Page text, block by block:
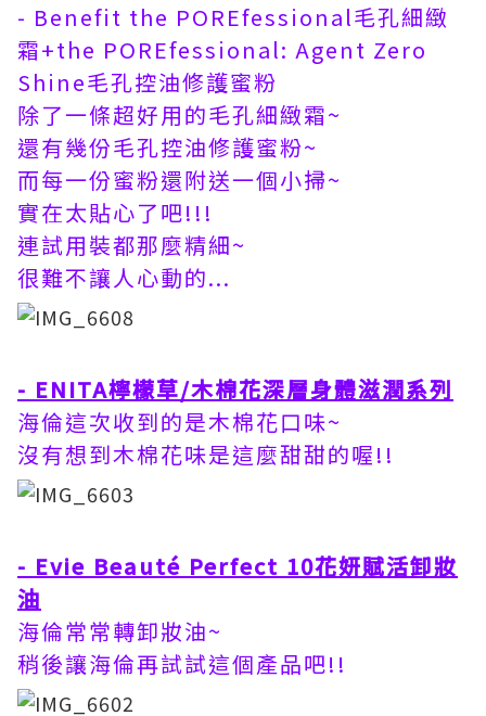
- Benefit the POREfessional毛孔細緻
霜+the POREfessional: Agent Zero
Shine毛孔控油修護蜜粉
除了一條超好用的毛孔細緻霜~
還有幾份毛孔控油修護蜜粉~
而每一份蜜粉還附送一個小掃~
實在太貼心了吧!!!
連試用裝都那麼精細~
很難不讓人心動的...
- ENITA檸檬草/木棉花深層身體滋潤系列
海倫這次收到的是木棉花口味~
沒有想到木棉花味是這麼甜甜的喔!!
- Evie Beauté Perfect 10花妍賦活卸妝
油
海倫常常轉卸妝油~
稍後讓海倫再試試這個產品吧!!